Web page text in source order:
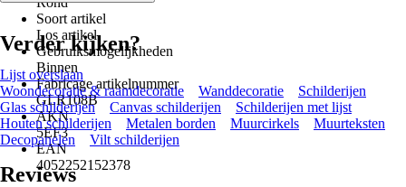
Soort artikel
Los artikel
Gebruiksmogelijkheden
Binnen
Fabricage artikelnummer
GLR108B
AKN
5EF3
EAN
4052252152378
Verder kijken?
Lijst overslaan
Woondecoratie & raamdecoratie
Wanddecoratie
Schilderijen
Glas schilderijen
Canvas schilderijen
Schilderijen met lijst
Houten schilderijen
Metalen borden Muurcirkels
Muurteksten
Decopanelen
Vilt schilderijen
Reviews